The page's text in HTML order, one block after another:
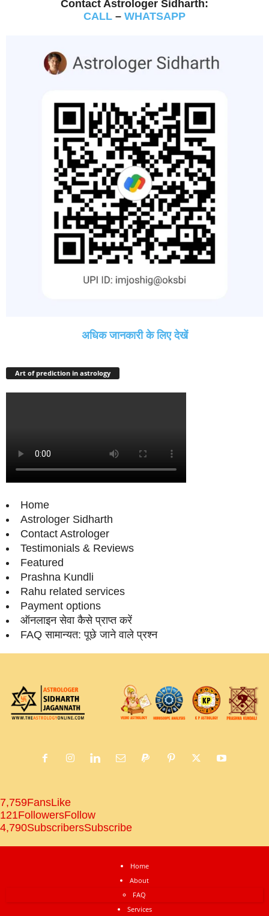
Contact Astrologer Sidharth:
CALL – WHATSAPP
अधिक जानकारी के लिए देखें
Art of prediction in astrology
Home
Astrologer Sidharth
Contact Astrologer
Testimonials & Reviews
Featured
Prashna Kundli
Rahu related services
Payment options
ऑनलाइन सेवा कैसे प्राप्‍त करें
FAQ सामान्‍यत: पूछे जाने वाले प्रश्‍न
7,759FansLike
121FollowersFollow
4,790SubscribersSubscribe
Home
About
FAQ
Services